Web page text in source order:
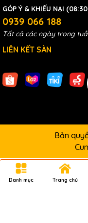
GÓP Ý & KHIẾU NẠI
0939 066 188
Tất cả các ngày trong
LIÊN KẾT SÀN
Bản
Danh mục Trang chủ